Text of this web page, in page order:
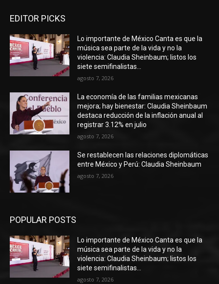
EDITOR PICKS
Lo importante de México Canta es que la
música sea parte de la vida y no la
violencia: Claudia Sheinbaum; listos los
siete semifinalistas...
agosto 7, 2026
La economía de las familias mexicanas
mejora; hay bienestar: Claudia Sheinbaum
destaca reducción de la inflación anual al
registrar 3.12% en julio
agosto 7, 2026
Se restablecen las relaciones diplomáticas
entre México y Perú: Claudia Sheinbaum
agosto 7, 2026
POPULAR POSTS
Lo importante de México Canta es que la
música sea parte de la vida y no la
violencia: Claudia Sheinbaum; listos los
siete semifinalistas...
agosto 7, 2026